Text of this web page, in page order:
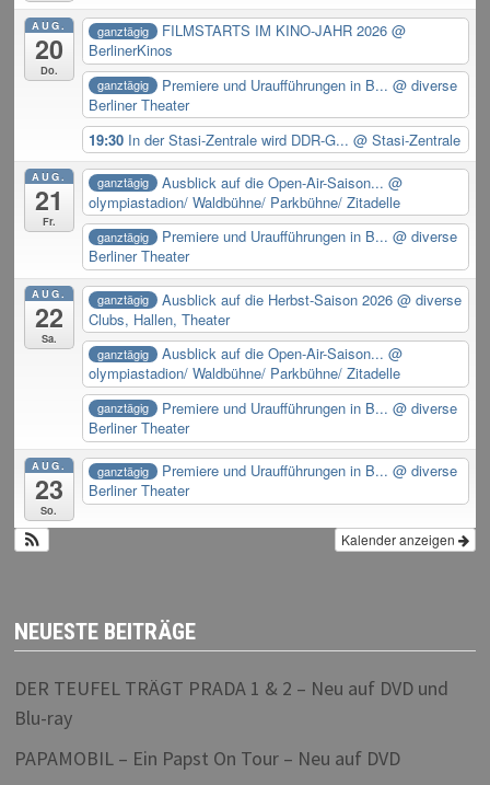
AUG.
20
Do.
ganztägig FILMSTARTS IM KINO-JAHR 2026 @
BerlinerKinos
ganztägig Premiere und Uraufführungen in B... @ diverse
Berliner Theater
19:30 In der Stasi-Zentrale wird DDR-G...@ Stasi-Zentrale
AUG.
21
Fr.
ganztägig Ausblick auf die Open-Air-Saison... @
olympiastadion/ Waldbühne/ Parkbühne/ Zitadelle
ganztägig Premiere und Uraufführungen in B... @ diverse
Berliner Theater
AUG.
22
Sa.
ganztägig Ausblick auf die Herbst-Saison 2026 @ diverse
Clubs, Hallen, Theater
ganztägig Ausblick auf die Open-Air-Saison... @
olympiastadion/ Waldbühne/ Parkbühne/ Zitadelle
ganztägig Premiere und Uraufführungen in B... @ diverse
Berliner Theater
AUG.
23
So.
ganztägig Premiere und Uraufführungen in B... @ diverse
Berliner Theater
Kalender anzeigen
NEUESTE BEITRÄGE
DER TEUFEL TRÄGT PRADA 1 & 2 – Neu auf DVD und
Blu-ray
PAPAMOBIL – Ein Papst On Tour – Neu auf DVD